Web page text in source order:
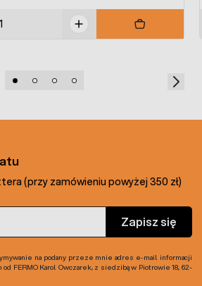
(przy zamówieniu powyżej 350 zł)
Zapisz się
na podany przeze mnie adres e-mail informacji
od FERMO Karol Owczarek, z siedzibą w Piotrowie 18, 62-